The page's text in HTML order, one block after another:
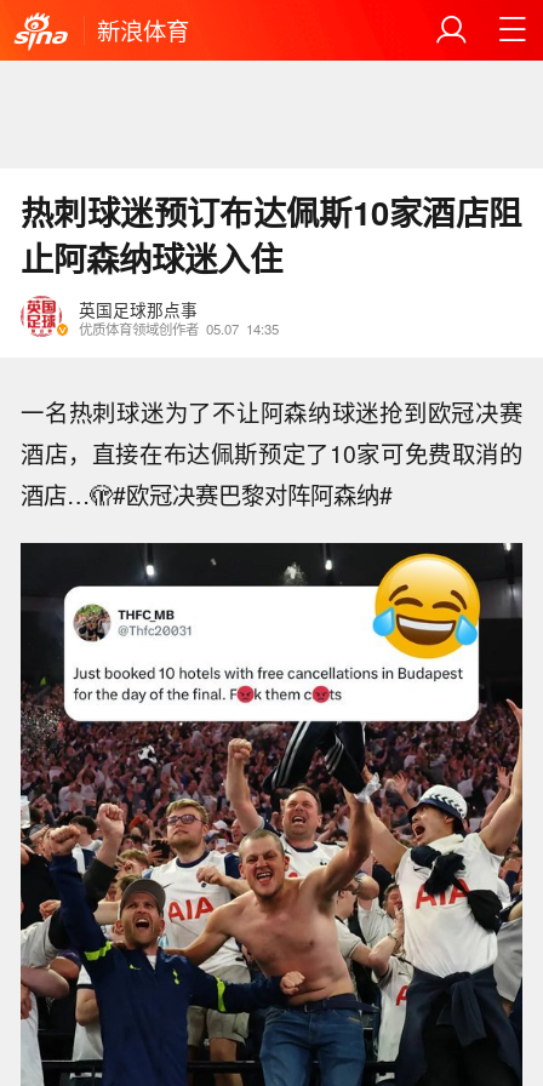
新浪体育
热刺球迷预订布达佩斯10家酒店阻
止阿森纳球迷入住
英国足球那点事
优质体育领域创作者 05.07 14:35
一名热刺球迷为了不让阿森纳球迷抢到欧冠决赛
酒店，直接在布达佩斯预定了10家可免费取消的
酒店…🫣#欧冠决赛巴黎对阵阿森纳#